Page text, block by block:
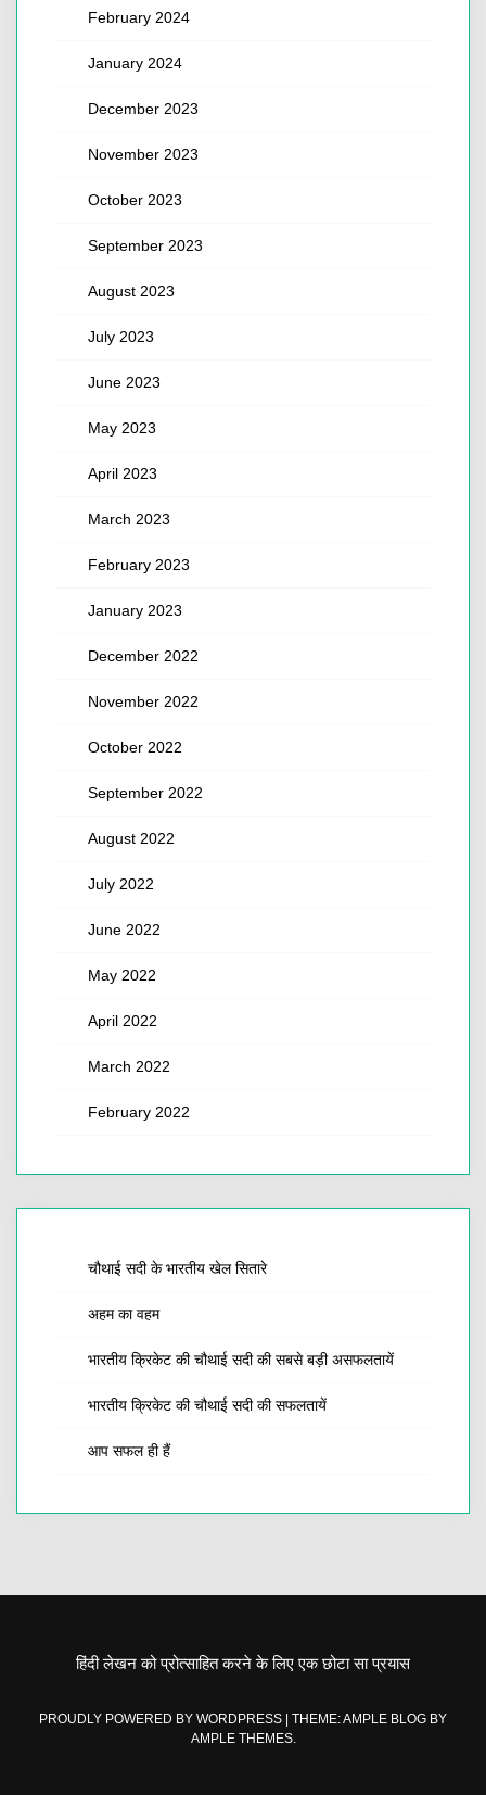
February 2024
January 2024
December 2023
November 2023
October 2023
September 2023
August 2023
July 2023
June 2023
May 2023
April 2023
March 2023
February 2023
January 2023
December 2022
November 2022
October 2022
September 2022
August 2022
July 2022
June 2022
May 2022
April 2022
March 2022
February 2022
चौथाई सदी के भारतीय खेल सितारे
अहम का वहम
भारतीय क्रिकेट की चौथाई सदी की सबसे बड़ी असफलतायें
भारतीय क्रिकेट की चौथाई सदी की सफलतायें
आप सफल ही हैं
हिंदी लेखन को प्रोत्साहित करने के लिए एक छोटा सा प्रयास
PROUDLY POWERED BY WORDPRESS
THEME: AMPLE BLOG BY
AMPLE THEMES.